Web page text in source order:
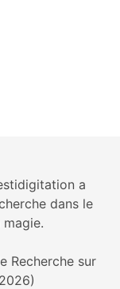
a
dans le
Recherche sur